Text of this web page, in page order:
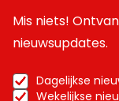
Mis niets!
nieuwsupdates.
Dagelijkse
Wekelijkse